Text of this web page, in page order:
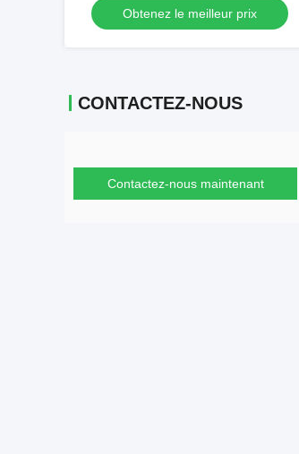
Obtenez le meilleur prix
CONTACTEZ-NOUS
Contactez-nous maintenant